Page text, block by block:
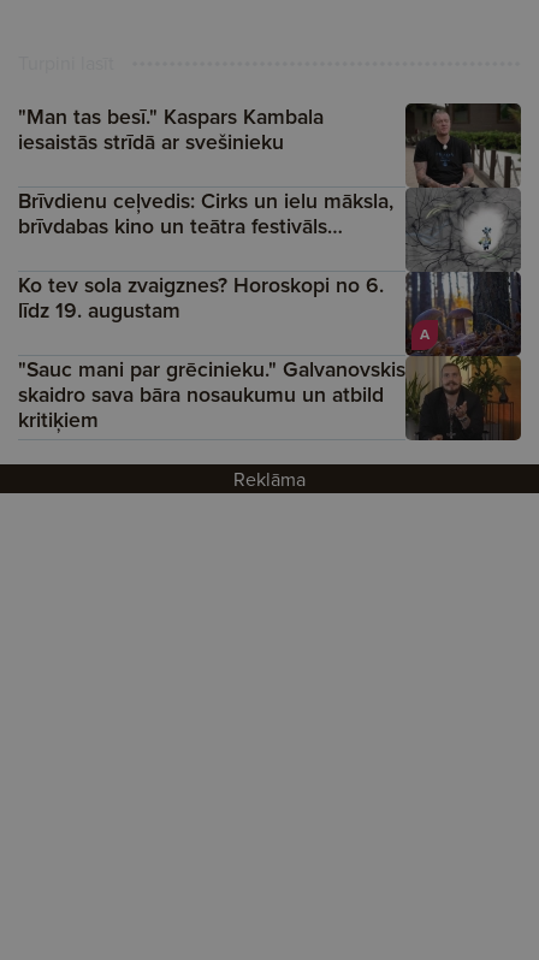
"Man tas besī." Kaspars Kambala
iesaistās strīdā ar svešinieku
Brīvdienu ceļvedis: Cirks un ielu māksla,
brīvdabas kino un teātra festivāls…
A
Ko tev sola zvaigznes? Horoskopi no 6.
līdz 19. augustam
"Sauc mani par grēcinieku." Galvanovskis
skaidro sava bāra nosaukumu un atbild
kritiķiem
Reklāma